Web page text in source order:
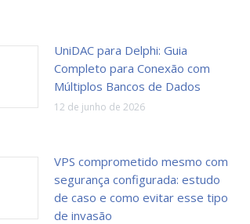
UniDAC para Delphi: Guia
Completo para Conexão com
Múltiplos Bancos de Dados
12 de junho de 2026
VPS comprometido mesmo com
segurança configurada: estudo
de caso e como evitar esse tipo
de invasão